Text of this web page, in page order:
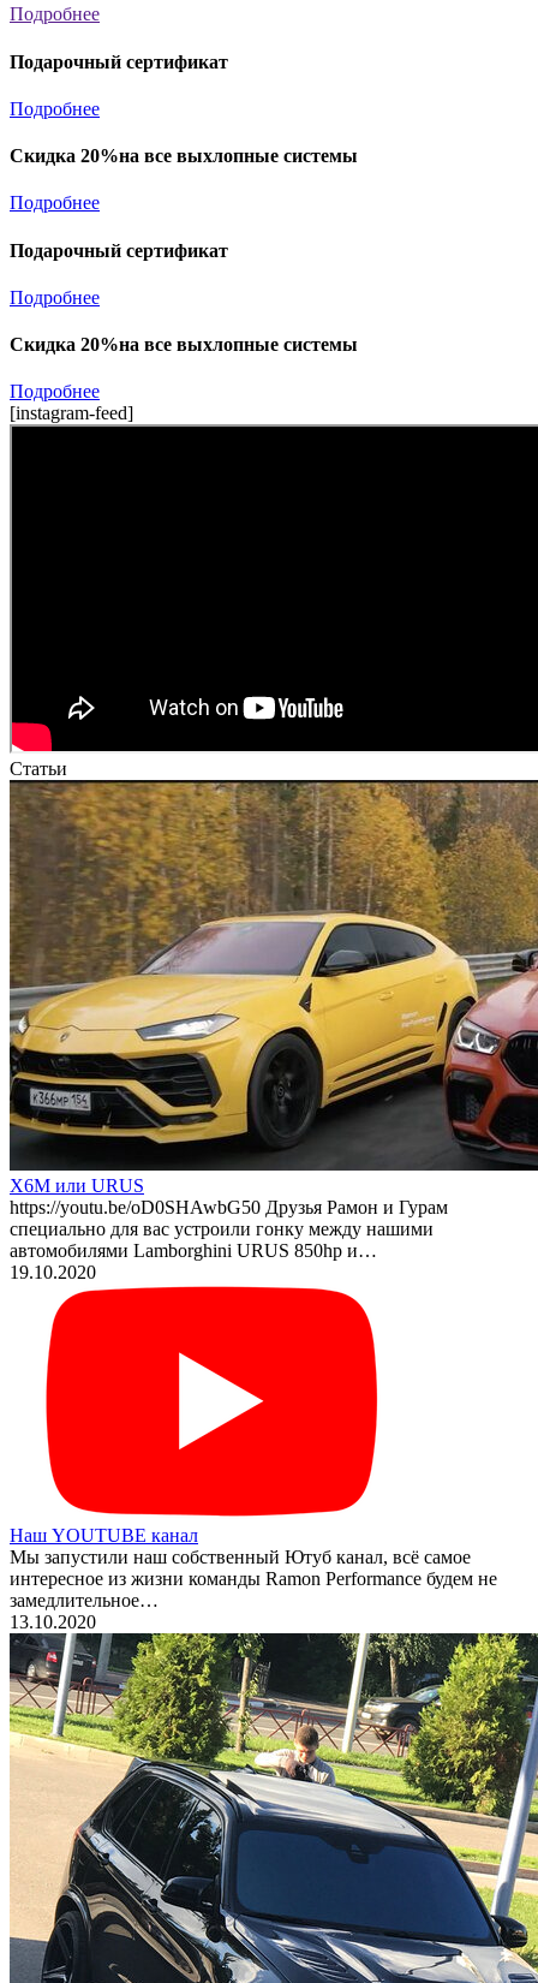
Подробнее
Подарочный сертификат
Подробнее
Скидка 20%на все выхлопные системы
Подробнее
Подарочный сертификат
Подробнее
Скидка 20%на все выхлопные системы
Подробнее
[instagram-feed]
Статьи
X6M или URUS
https://youtu.be/oD0SHAwbG50 Друзья Рамон и Гурам
специально для вас устроили гонку между нашими
автомобилями Lamborghini URUS 850hp и…
19.10.2020
Наш YOUTUBE канал
Мы запустили наш собственный Ютуб канал, всё самое
интересное из жизни команды Ramon Performance будем не
замедлительное…
13.10.2020